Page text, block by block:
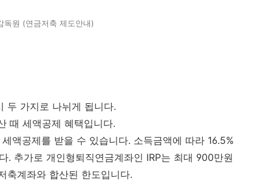
독원 (연금저축 제도안내)
두 가지로 나뉘게 됩니다.
때 세액공제 혜택입니다.
액공제를 받을 수 있습니다. 소득금액에 따라 16.5%
. 추가로 개인형퇴직연금계좌인 IRP는 최대 900만원
축계좌와 합산된 한도입니다.